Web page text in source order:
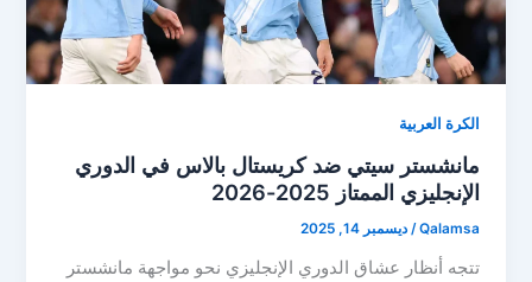
الكرة العربية
مانشستر سيتي ضد كريستال بالاس في الدوري
الإنجليزي الممتاز 2025-2026
Qalamsa
/ديسمبر 14, 2025
تتجه أنظار عشاق الدوري الإنجليزي نحو مواجهة مانشستر